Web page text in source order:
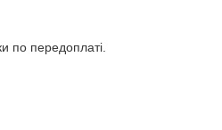
по передоплаті.